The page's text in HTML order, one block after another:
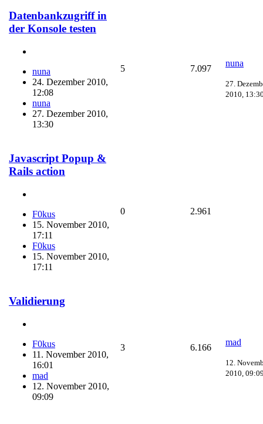
Datenbankzugriff in
der Konsole testen
nuna
24. Dezember 2010,
12:08
nuna
27. Dezember 2010,
13:30
5 7.097
nuna
27.
2010,
Javascript Popup &
Rails action
F0kus
15. November 2010,
17:11
F0kus
15. November 2010,
17:11
0 2.961
Validierung
F0kus
11. November 2010,
16:01
mad
12. November 2010,
09:09
3 6.166
mad
12.
2010,